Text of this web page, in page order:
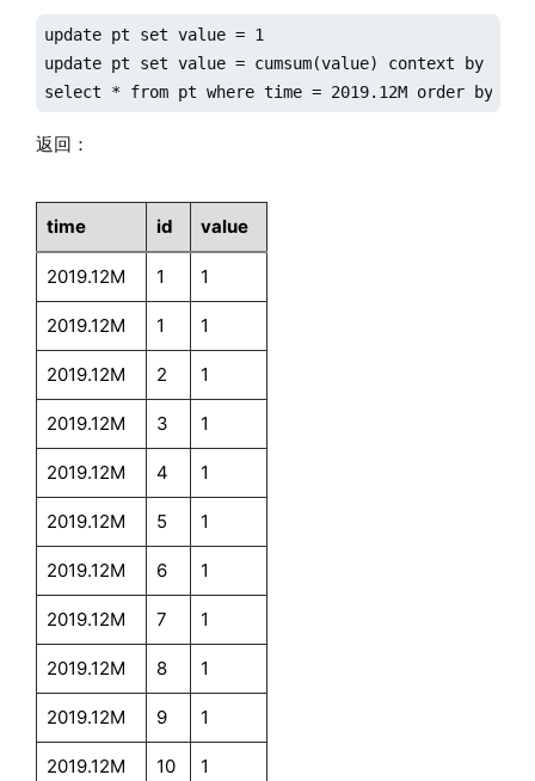
update pt set value = 1
update pt set value = cumsum(value) context by
select * from pt where time = 2019.12M order by
返回：
time id value
2019.12M 1 1
2019.12M 1 1
2019.12M 2 1
2019.12M 3 1
2019.12M 4 1
2019.12M 5 1
2019.12M 6 1
2019.12M 7 1
2019.12M 8 1
2019.12M 9 1
2019.12M 10 1